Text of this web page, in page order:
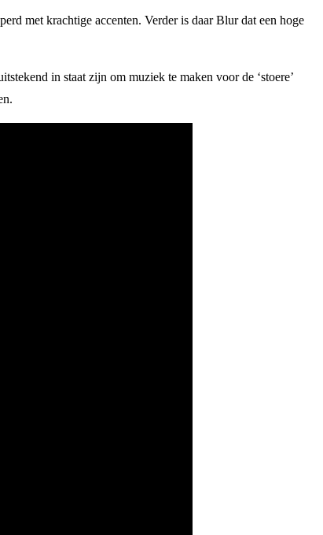
met krachtige accenten. Verder is daar Blur dat een hoge
in staat zijn om muziek te maken voor de ‘stoere’